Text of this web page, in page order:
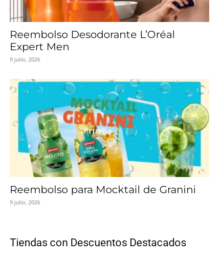
Reembolso Desodorante L’Oréal
Expert Men
9 julio, 2026
Reembolso para Mocktail de Granini
9 julio, 2026
Tiendas con Descuentos Destacados